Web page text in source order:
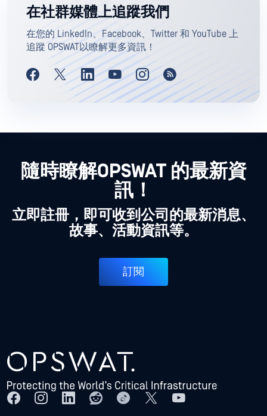
在社群媒體上追蹤我們
在您的 LinkedIn、Facebook、Twitter 和 YouTube 上
追蹤 OPSWAT以瞭解更多資訊！
隨時瞭解OPSWAT 的最新資
訊！
立即註冊，即可收到公司的最新消息、
故事、活動資訊等。
訂閱